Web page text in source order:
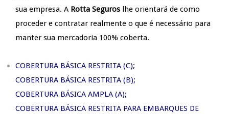
sua empresa. A Rotta Seguros lhe orientará de como
proceder e contratar realmente o que é necessário para
manter sua mercadoria 100% coberta.
COBERTURA BÁSICA RESTRITA (C);
COBERTURA BÁSICA RESTRITA (B);
COBERTURA BÁSICA AMPLA (A);
COBERTURA BÁSICA RESTRITA PARA EMBARQUES DE